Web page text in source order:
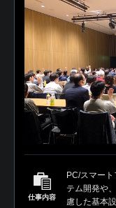
仕事内容
PC/スマー
テム開発や
慮した基本